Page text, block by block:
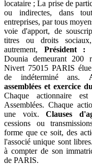
locataire ; La prise de
ou indirectes, dans
entreprises, par tous
voie d'apport, de
titres ou droits
autrement, Président :
Dounia demeurant
Nivert 75015 PARIS
de indéterminé ans.
assemblées et exercice
Chaque actionnaire
Assemblées. Chaque
une voix.Clauses
cessions ou
forme que ce soit, des
l'associé unique sont
à compter de son
de PARIS.